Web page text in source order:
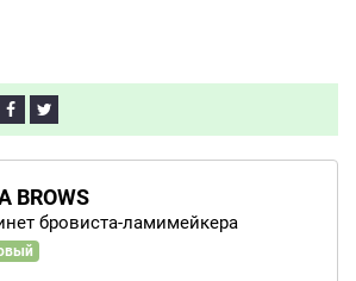
BROWS
бровиста-ламимейкера